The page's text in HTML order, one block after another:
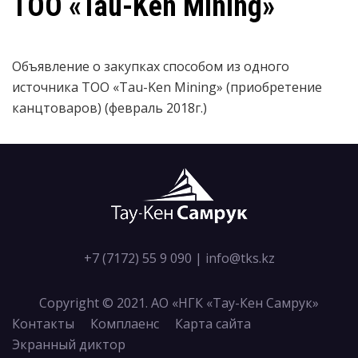
Объявление о закупках способом из одного
источника ТОО «Tau-Ken Mining» (приобретение
канцтоваров) (февраль 2018г.)
+7 (7172) 55 9 090 | info@tks.kz
Copyright © 2021. АО «НГК «Тау-Кен Самрук»
Контакты
Комплаенс
Карта сайта
Экранный диктор